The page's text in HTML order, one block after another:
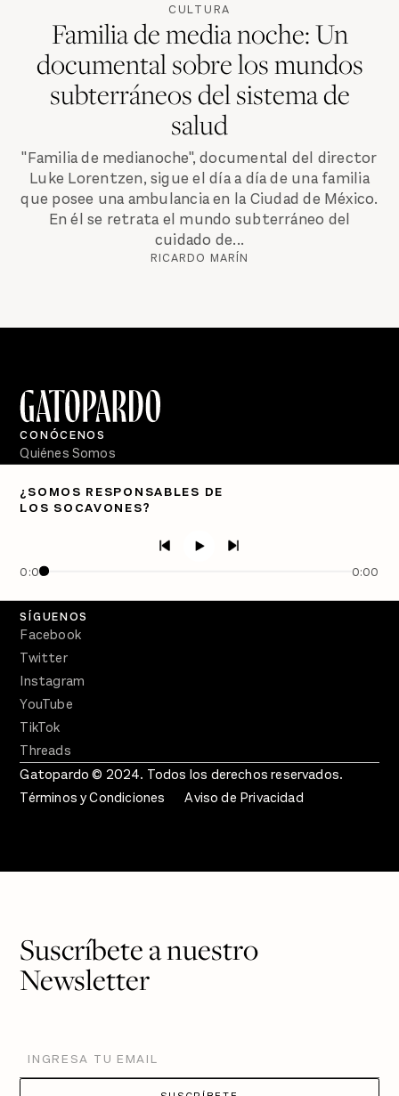
CULTURA
Familia de media noche: Un
documental sobre los mundos
subterráneos del sistema de
salud
"Familia de medianoche", documental del director
Luke Lorentzen, sigue el día a día de una familia
que posee una ambulancia en la Ciudad de México.
En él se retrata el mundo subterráneo del
cuidado de...
RICARDO MARÍN
¿SOMOS RESPONSABLES DE
LOS SOCAVONES?
0:00 0:00
CONÓCENOS
Quiénes Somos
PÓDCASTS
Crecer en Distopía
SÍGUENOS
Facebook
Twitter
Instagram
YouTube
TikTok
Threads
Gatopardo © 2024. Todos los derechos reservados.
Términos y Condiciones
Aviso de Privacidad
Suscríbete a nuestro
Newsletter